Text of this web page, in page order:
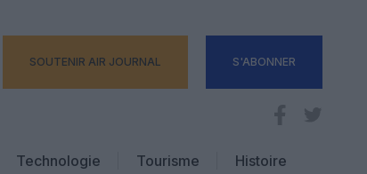
SOUTENIR AIR JOURNAL S'ABONNER
Technologie
Tourisme
Histoire